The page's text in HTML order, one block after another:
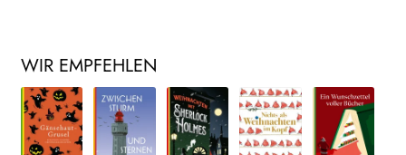
WIR EMPFEHLEN